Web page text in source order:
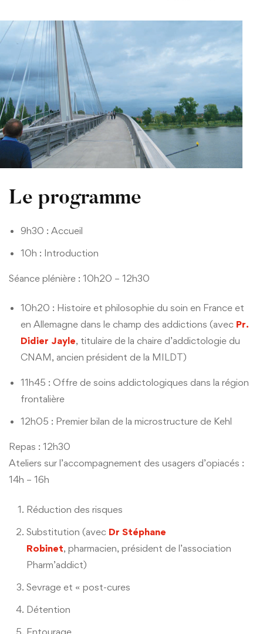
Le programme
9h30 : Accueil
10h : Introduction
Séance plénière : 10h20 – 12h30
10h20 : Histoire et philosophie du soin en France et
en Allemagne dans le champ des addictions (avec Pr.
Didier Jayle, titulaire de la chaire d’addictologie du
CNAM, ancien président de la MILDT)
11h45 : Offre de soins addictologiques dans la région
frontalière
12h05 : Premier bilan de la microstructure de Kehl
Repas : 12h30
Ateliers sur l’accompagnement des usagers d’opiacés :
14h – 16h
Réduction des risques
Substitution (avec Dr Stéphane
Robinet, pharmacien, président de l’association
Pharm’addict)
Sevrage et « post-cures
Détention
Entourage